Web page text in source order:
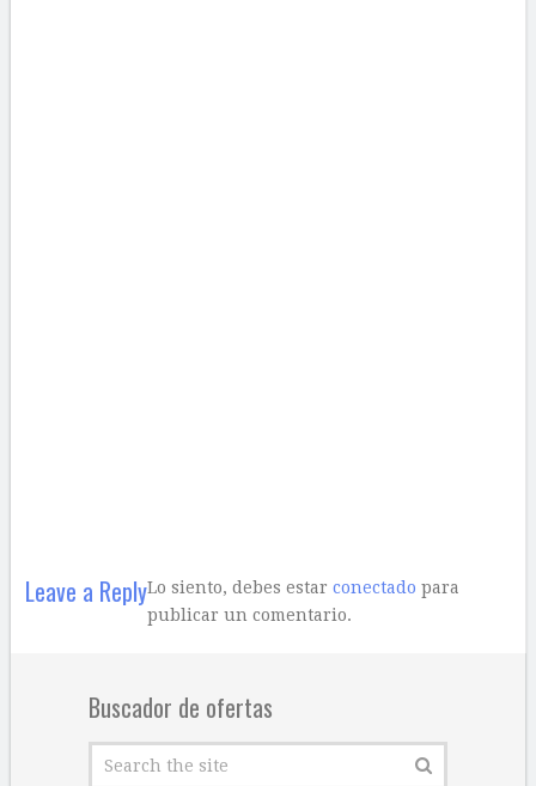
Leave a ReplyLo siento, debes estar conectado para
publicar un comentario.
Buscador de ofertas